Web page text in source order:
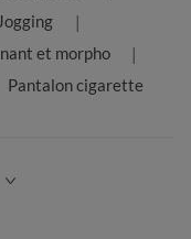
Jogging
et morpho
Pantalon cigarette